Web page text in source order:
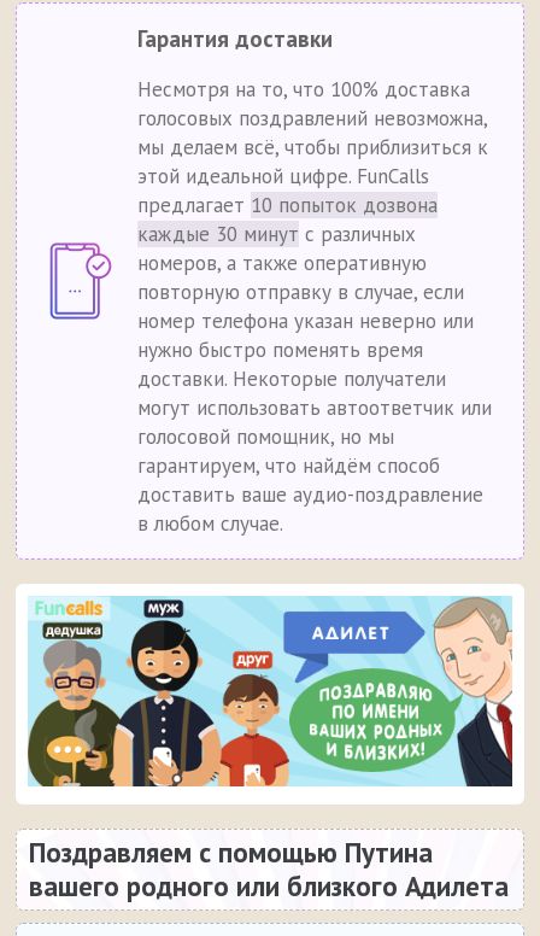
Гарантия доставки
Несмотря на то, что 100% доставка
голосовых поздравлений невозможна,
мы делаем всё, чтобы приблизиться к
этой идеальной цифре. FunCalls
предлагает 10 попыток дозвона
каждые 30 минут с различных
номеров, а также оперативную
повторную отправку в случае, если
номер телефона указан неверно или
нужно быстро поменять время
доставки. Некоторые получатели
могут использовать автоответчик или
голосовой помощник, но мы
гарантируем, что найдём способ
доставить ваше аудио-поздравление
в любом случае.
Поздравляем с помощью Путина
вашего родного или близкого Адилета